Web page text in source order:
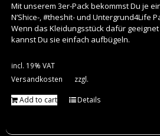
Mit unserem 3er-Pack bekommst Du je
N’Shice-, #theshit- und Untergrund4Life
Wenn das Kleidungsstück dafür geeignet
kannst Du sie einfach aufbügeln.
incl. 19% VAT
zzgl.
Versandkosten
Add to cart Details